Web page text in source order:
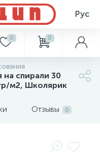
Рус
0 0
спирали 30
м2, Школярик
Отзывы 0